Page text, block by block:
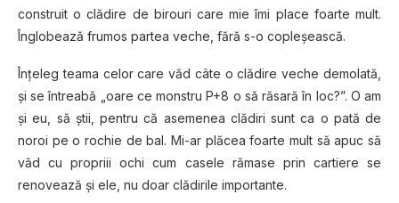
construit o clădire de birouri care mie îmi place foarte mult.
Înglobează frumos partea veche, fără s-o copleșească.
Înțeleg teama celor care văd câte o clădire veche demolată,
și se întreabă „oare ce monstru P+8 o să răsară în loc?”. O am
și eu, să știi, pentru că asemenea clădiri sunt ca o pată de
noroi pe o rochie de bal. Mi-ar plăcea foarte mult să apuc să
văd cu propriii ochi cum casele rămase prin cartiere se
renovează și ele, nu doar clădirile importante.